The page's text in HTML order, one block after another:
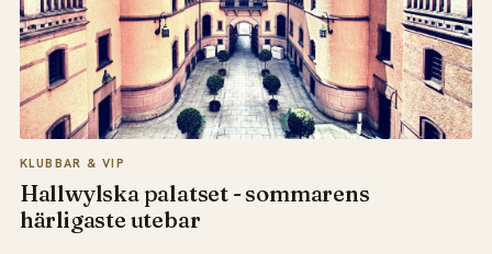
KLUBBAR & VIP
Hallwylska palatset - sommarens
härligaste utebar